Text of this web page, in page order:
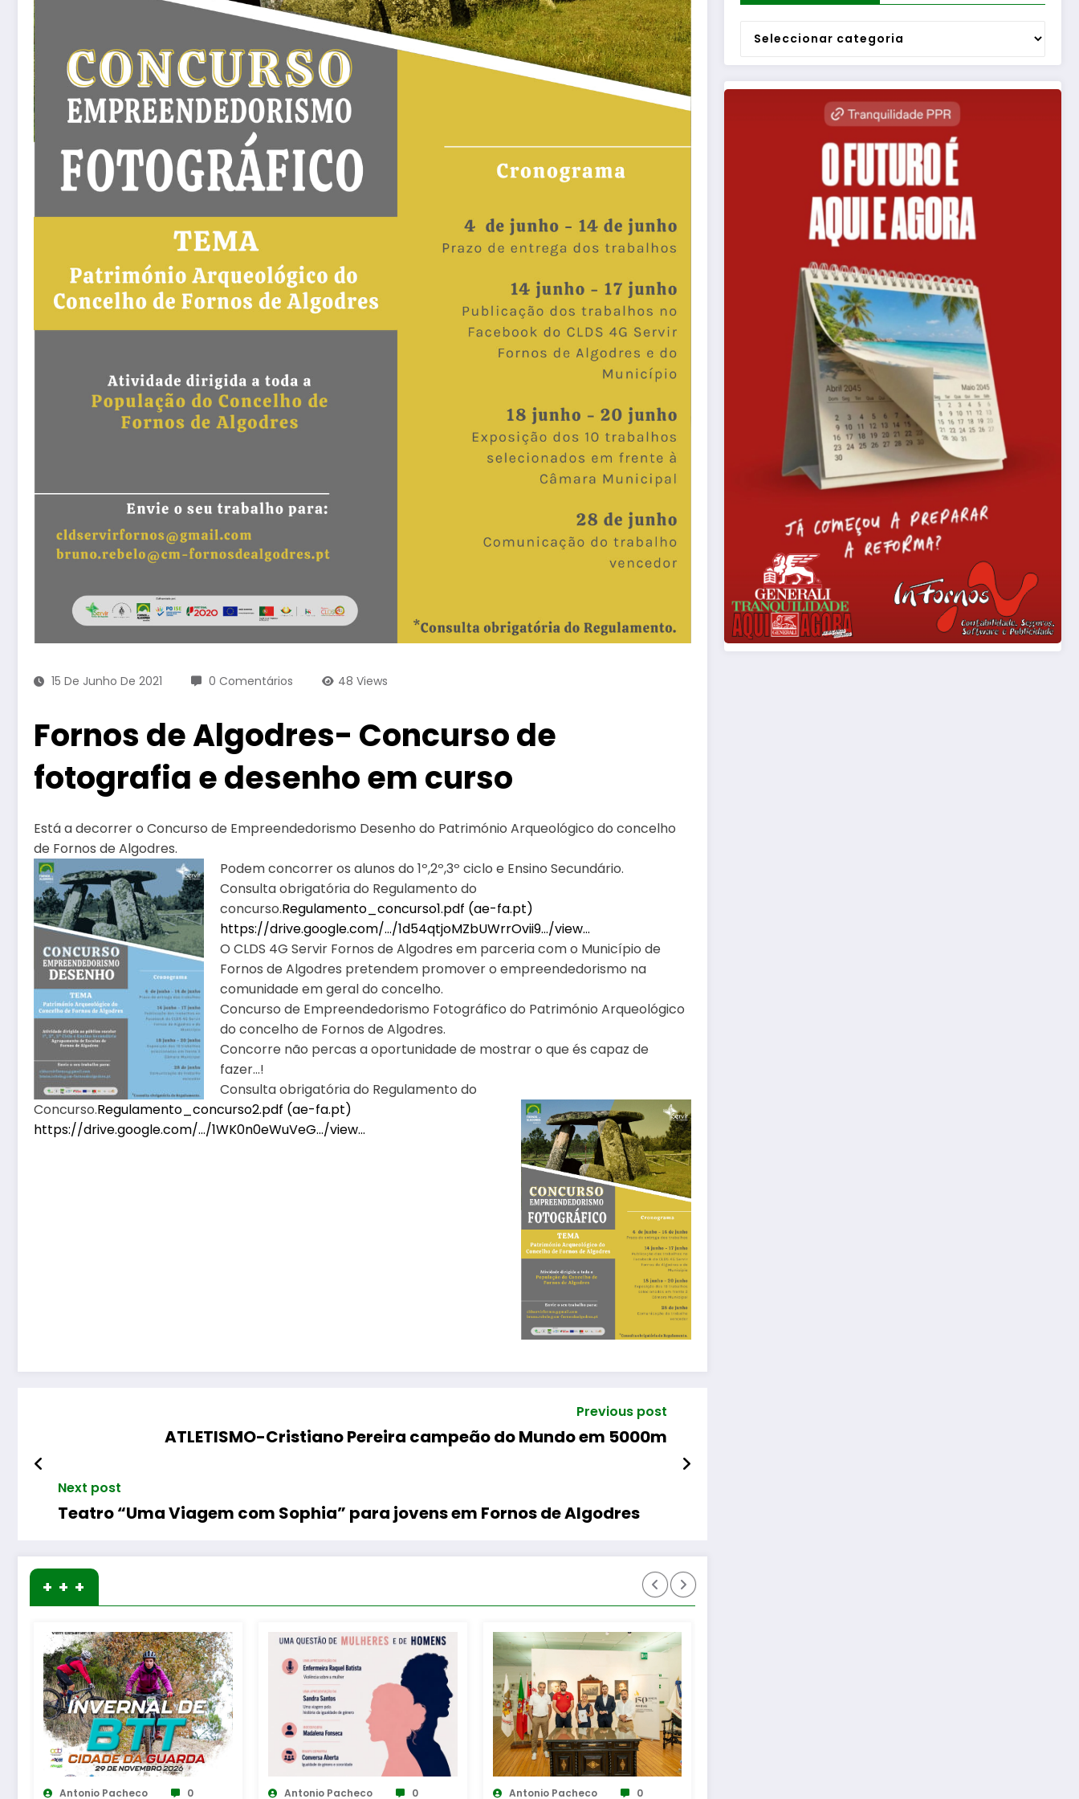
15 De Junho De 2021 0 Comentários 48 Views
Fornos de Algodres- Concurso de
fotografia e desenho em curso
Está a decorrer o Concurso de Empreendedorismo Desenho do Património Arqueológico do concelho
de Fornos de Algodres.
Podem concorrer os alunos do 1º,2º,3º ciclo e Ensino Secundário.
Consulta obrigatória do Regulamento do
concurso.Regulamento_concurso1.pdf (ae-fa.pt)
https://drive.google.com/…/1d54qtjoMZbUWrrOvii9…/view…
O CLDS 4G Servir Fornos de Algodres em parceria com o Município de
Fornos de Algodres pretendem promover o empreendedorismo na
comunidade em geral do concelho.
Concurso de Empreendedorismo Fotográfico do Património Arqueológico
do concelho de Fornos de Algodres.
Concorre não percas a oportunidade de mostrar o que és capaz de
fazer…!
Consulta obrigatória do Regulamento do
Concurso.Regulamento_concurso2.pdf (ae-fa.pt)
https://drive.google.com/…/1WK0n0eWuVeG…/view…
Previous post
ATLETISMO-Cristiano Pereira campeão do Mundo em 5000m
Next post
Teatro “Uma Viagem com Sophia” para jovens em Fornos de Algodres
+ + +
Antonio Pacheco 0 Antonio Pacheco 0 Antonio Pacheco 0
Categorias